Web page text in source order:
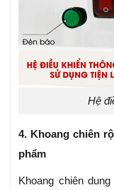
Hệ
4. Khoang chiên
phẩm
Khoang chiên